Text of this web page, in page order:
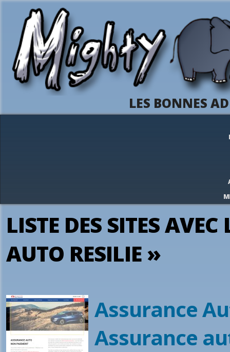
LES BONNES
LISTE DES SITES
AUTO RESILIE »
Assurance
Assurance